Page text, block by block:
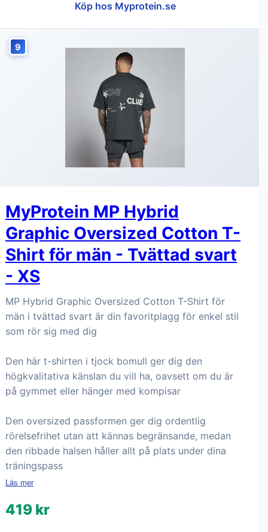
Köp hos Myprotein.se
9
MyProtein MP Hybrid
Graphic Oversized Cotton T-
Shirt för män - Tvättad svart
- XS
MP Hybrid Graphic Oversized Cotton T-Shirt för
män i tvättad svart är din favoritplagg för enkel stil
som rör sig med dig
Den här t-shirten i tjock bomull ger dig den
högkvalitativa känslan du vill ha, oavsett om du är
på gymmet eller hänger med kompisar
Den oversized passformen ger dig ordentlig
rörelsefrihet utan att kännas begränsande, medan
den ribbade halsen håller allt på plats under dina
träningspass
Läs mer
419 kr